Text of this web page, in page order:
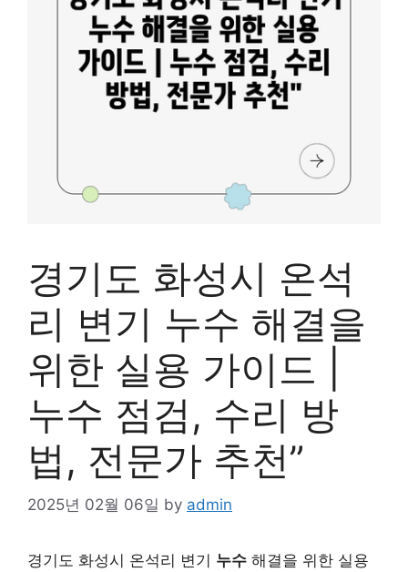
경기도 화성시 온석
리 변기 누수 해결을
위한 실용 가이드 |
누수 점검, 수리 방
법, 전문가 추천”
2025년 02월 06일 by admin
경기도 화성시 온석리 변기 누수 해결을 위한 실용